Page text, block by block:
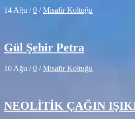
14 Ağu / 0 / Misafir Koltuğu
Gül Şehir Petra
10 Ağu / 0 / Misafir Koltuğu
NEOLİTİK ÇAĞIN